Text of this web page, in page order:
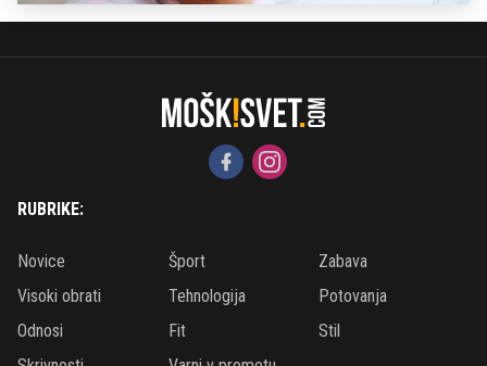
RUBRIKE:
Novice Šport
Zabava
Visoki obrati
Tehnologija
Potovanja
Odnosi
Fit
Stil